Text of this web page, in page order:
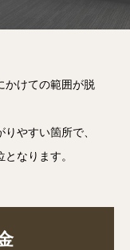
かけての範囲が脱
やすい箇所で、
なります。